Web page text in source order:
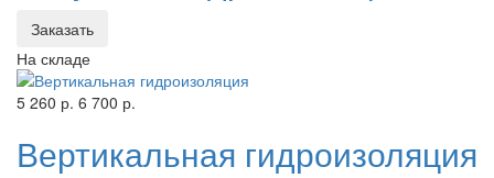
Заказать
На складе
5 260 р. 6 700 р.
Вертикальная гидроизоляция